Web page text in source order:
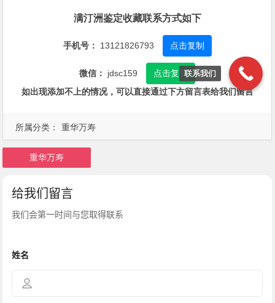
所属分类： 重华万寿
满汀洲鉴定收藏联系方式如下
手机号： 13121826793 点击复制
微信： jdsc159
点击复制
如出现添加不上的情况，可以直接通过下方留言表给我们留言
重华万寿
联系我们